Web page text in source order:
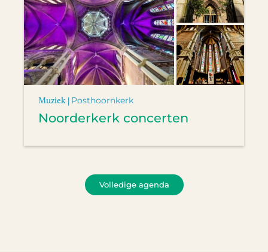
Muziek | Posthoornkerk
Noorderkerk concerten
Volledige agenda